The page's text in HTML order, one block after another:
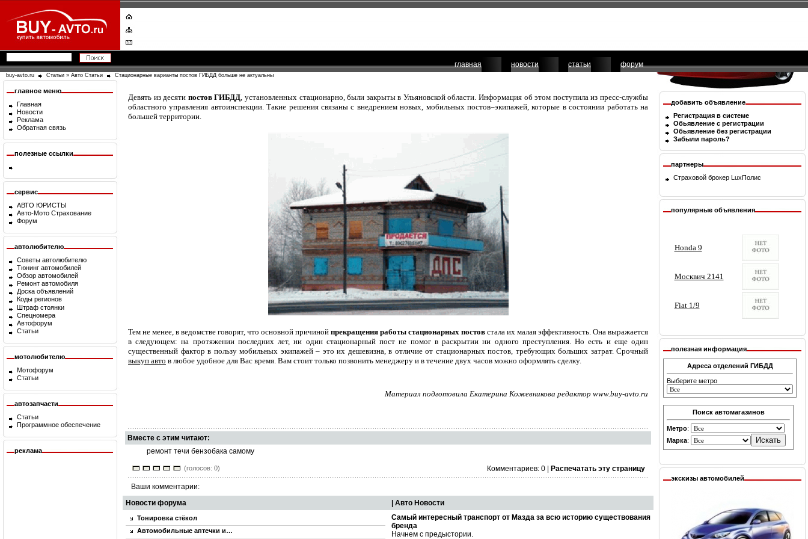
главная новости статьи форум
buy-avto.ru Статьи » Авто Статьи Стационарные варианты постов ГИБДД больше не актуальны
главное меню
Главная
Новости
Реклама
Обратная связь
полезные ссылки
сервис
АВТО ЮРИСТЫ
Авто-Мото Страхование
Форум
автолюбителю
Советы автолюбителю
Тюнинг автомобилей
Обзор автомобилей
Ремонт автомобиля
Доска объявлений
Коды регионов
Штраф стоянки
Спецномера
Автофорум
Статьи
мотолюбителю
Мотофорум
Статьи
автозапчасти
Статьи
Программное обеспечение
реклама
Девять из десяти постов ГИБДД, установленных стационарно, были закрыты в Ульяновской области. Информация об этом поступила из пресс-службы
областного управления автоинспекции. Такие решения связаны с внедрением новых, мобильных постов–экипажей, которые в состоянии работать на
большей территории.
Тем не менее, в ведомстве говорят, что основной причиной прекращения работы стационарных постов стала их малая эффективность. Она выражается
в следующем: на протяжении последних лет, ни один стационарный пост не помог в раскрытии ни одного преступления. Но есть и еще один
существенный фактор в пользу мобильных экипажей – это их дешевизна, в отличие от стационарных постов, требующих больших затрат. Срочный
выкуп авто в любое удобное для Вас время. Вам стоит только позвонить менеджеру и в течение двух часов можно оформлять сделку.
Материал подготовила Екатерина Кожевникова редактор www.buy-avto.ru
Вместе с этим читают:
ремонт течи бензобака самому
(голосов: 0) Комментариев: 0 | Распечатать эту страницу
Ваши комментарии:
Новости форума
| Авто Новости
Тонировка стёкол
Автомобильные аптечки и…
Самый интересный транспорт от Мазда за всю историю существования
бренда
Начнем с предыстории.
добавить объявление
Регистрация в системе
Обьявление с регистрации
Обьявление без регистрации
Забыли пароль?
партнеры
Страховой брокер LuxПолис
популярные объявления
полезная информация
Адреса отделений ГИБДД
Выберите метро
Поиск автомагазинов
Метро:
Марка:
экскизы автомобилей